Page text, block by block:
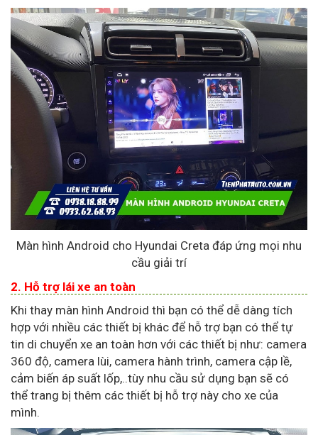
Màn hình Android cho Hyundai Creta đáp ứng mọi nhu
cầu giải trí
2. Hỗ trợ lái xe an toàn
Khi thay màn hình Android thì bạn có thể dễ dàng tích
hợp với nhiều các thiết bị khác để hỗ trợ bạn có thể tự
tin di chuyển xe an toàn hơn với các thiết bị như: camera
360 độ, camera lùi, camera hành trình, camera cập lề,
cảm biến áp suất lốp,..tùy nhu cầu sử dụng bạn sẽ có
thể trang bị thêm các thiết bị hỗ trợ này cho xe của
mình.